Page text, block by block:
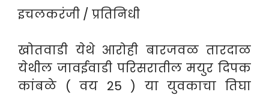
इचलकरंजी / प्रतिनिधी
खोतवाडी येथे आरोही बारजवळ तारदाळ
येथील जावईवाडी परिसरातील मयुर दिपक
कांबळे ( वय 25 ) या युवकाचा तिघा